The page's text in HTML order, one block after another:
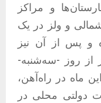
و مراکز
و ولز در یک
شده و پس از آن نیز
از روز -سه‌شنبه-
ماه در راه‌آهن،
دولتی محلی در